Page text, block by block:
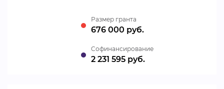
Размер гранта
676 000 руб.
Cофинансирование
2 231 595 руб.